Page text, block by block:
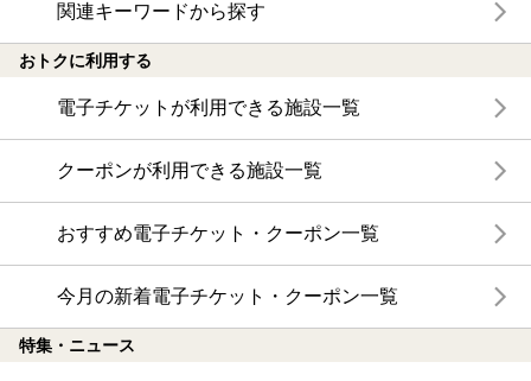
関連キーワードから探す
おトクに利用する
電子チケットが利用できる施設一覧
クーポンが利用できる施設一覧
おすすめ電子チケット・クーポン一覧
今月の新着電子チケット・クーポン一覧
特集・ニュース